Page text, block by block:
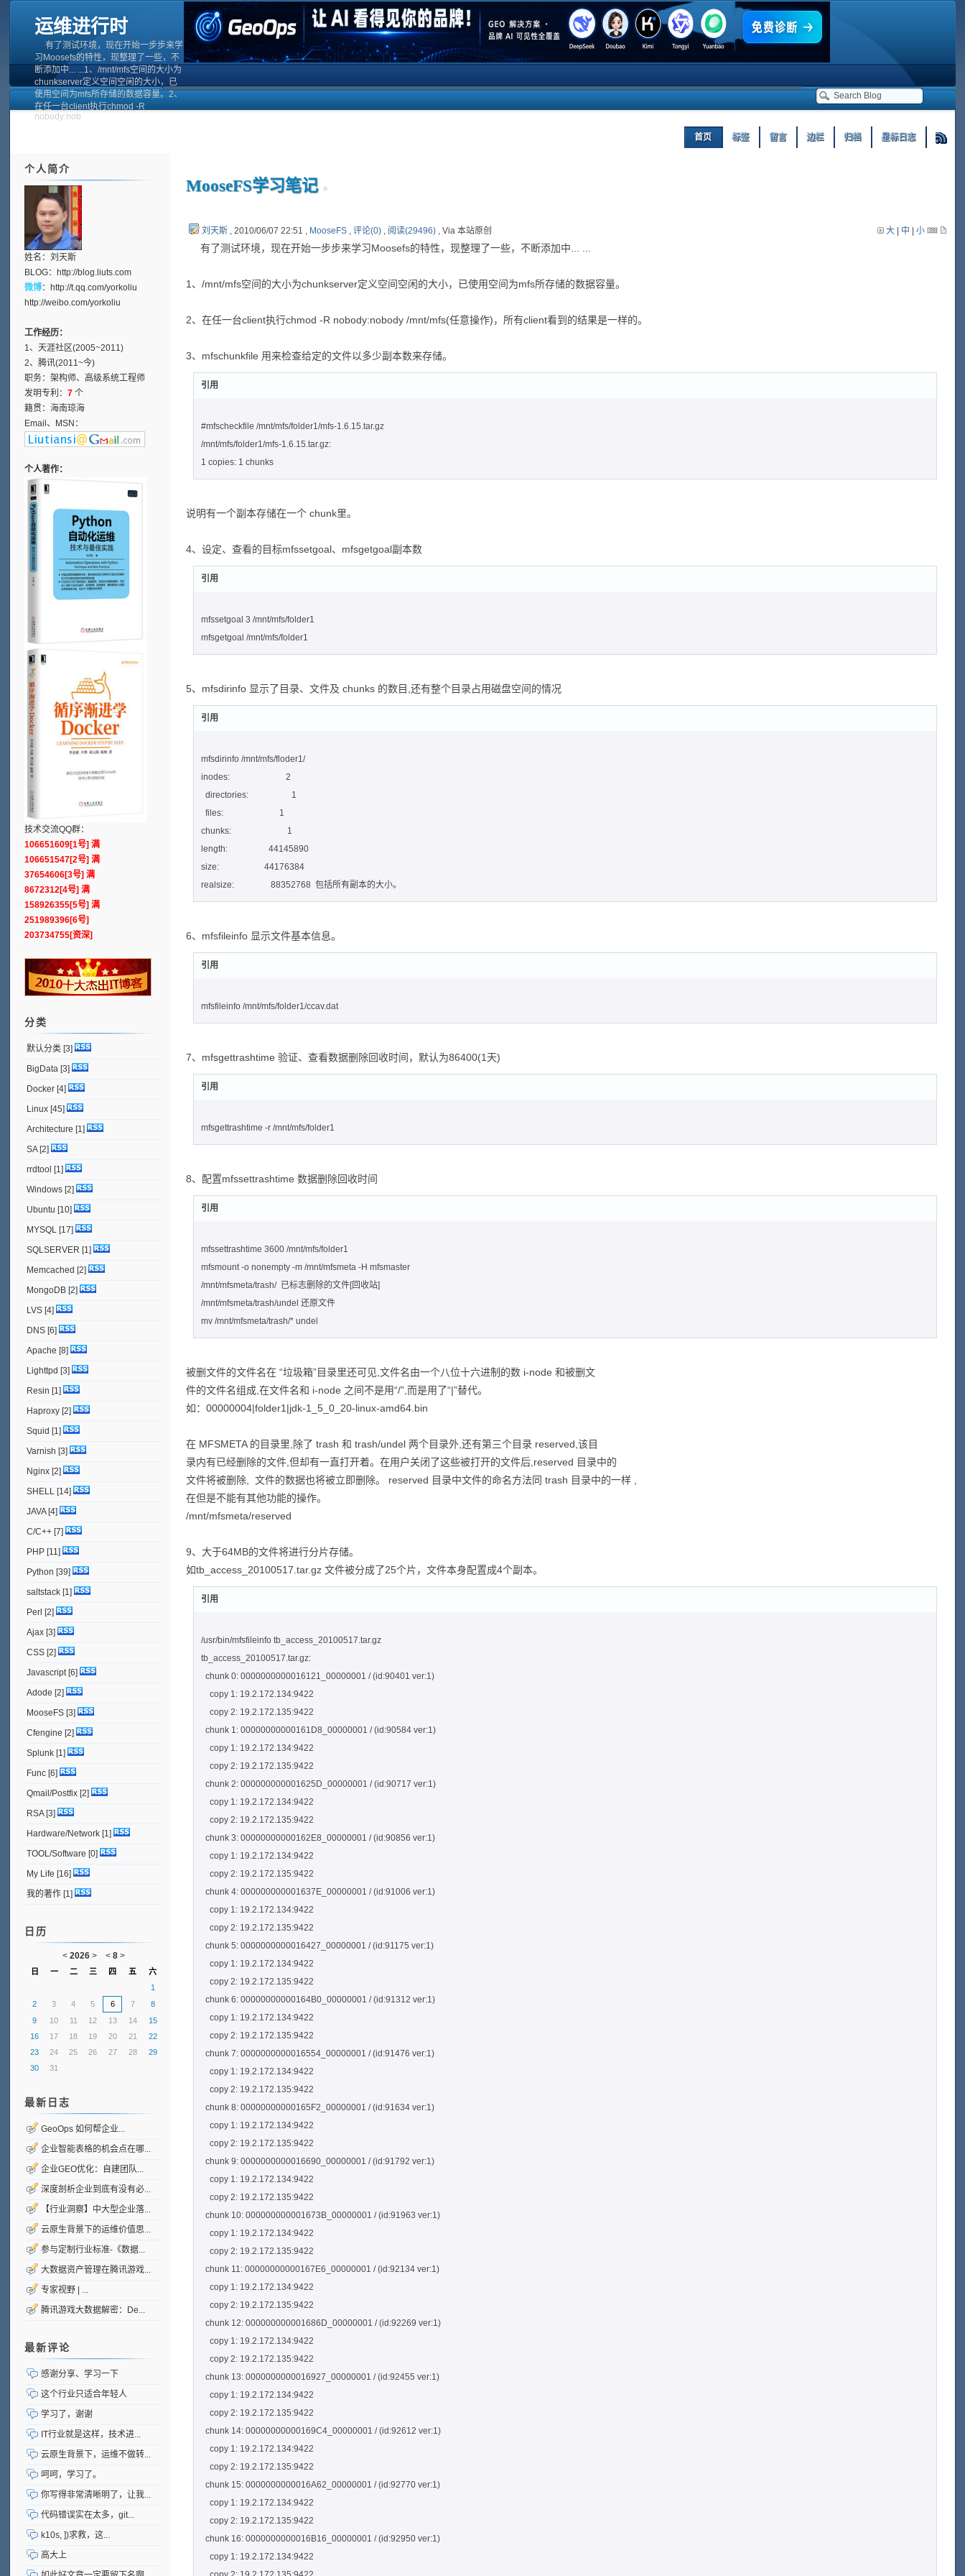
运维进行时
有了测试环境，现在开始一步步来学
习Moosefs的特性，现整理了一些，不
断添加中... ...1、/mnt/mfs空间的大小为
chunkserver定义空间空闲的大小，已
使用空间为mfs所存储的数据容量。2、
在任一台client执行chmod -R
nobody:nob
首页 标签 留言 边栏 归档 星标日志
MooseFS学习笔记
刘天斯 , 2010/06/07 22:51 , MooseFS ,评论(0) , 阅读(29496) , Via 本站原创 大| 中 小
有了测试环境，现在开始一步步来学习Moosefs的特性，现整理了一些，不断添加中... ...
1、/mnt/mfs空间的大小为chunkserver定义空间空闲的大小，已使用空间为mfs所存储的数据容量。
2、在任一台client执行chmod -R nobody:nobody /mnt/mfs(任意操作)，所有client看到的结果是一样的。
3、mfschunkfile 用来检查给定的文件以多少副本数来存储。
引用
#mfscheckfile /mnt/mfs/folder1/mfs-1.6.15.tar.gz
/mnt/mfs/folder1/mfs-1.6.15.tar.gz:
1 copies: 1 chunks
说明有一个副本存储在一个 chunk里。
4、设定、查看的目标mfssetgoal、mfsgetgoal副本数
引用
mfssetgoal 3 /mnt/mfs/folder1
mfsgetgoal /mnt/mfs/folder1
5、mfsdirinfo 显示了目录、文件及 chunks 的数目,还有整个目录占用磁盘空间的情况
引用
mfsdirinfo /mnt/mfs/floder1/
inodes: 2
directories: 1
files: 1
chunks: 1
length: 44145890
size: 44176384
realsize: 88352768 包括所有副本的大小。
6、mfsfileinfo 显示文件基本信息。
引用
mfsfileinfo /mnt/mfs/folder1/ccav.dat
7、mfsgettrashtime 验证、查看数据删除回收时间，默认为86400(1天)
引用
mfsgettrashtime -r /mnt/mfs/folder1
8、配置mfssettrashtime 数据删除回收时间
引用
mfssettrashtime 3600 /mnt/mfs/folder1
mfsmount -o nonempty -m /mnt/mfsmeta -H mfsmaster
/mnt/mfsmeta/trash/ 已标志删除的文件[回收站]
/mnt/mfsmeta/trash/undel 还原文件
mv /mnt/mfsmeta/trash/* undel
被删文件的文件名在 “垃圾箱”目录里还可见,文件名由一个八位十六进制的数 i-node 和被删文
件的文件名组成,在文件名和 i-node 之间不是用“/”,而是用了“|”替代。
如：00000004|folder1|jdk-1_5_0_20-linux-amd64.bin
在 MFSMETA 的目录里,除了 trash 和 trash/undel 两个目录外,还有第三个目录 reserved,该目
录内有已经删除的文件,但却有一直打开着。在用户关闭了这些被打开的文件后,reserved 目录中的
文件将被删除, 文件的数据也将被立即删除。 reserved 目录中文件的命名方法同 trash 目录中的一样 ,
在但是不能有其他功能的操作。
/mnt/mfsmeta/reserved
9、大于64MB的文件将进行分片存储。
如tb_access_20100517.tar.gz 文件被分成了25个片，文件本身配置成4个副本。
引用
/usr/bin/mfsfileinfo tb_access_20100517.tar.gz
tb_access_20100517.tar.gz:
chunk 0: 0000000000016121_00000001 / (id:90401 ver:1)
copy 1: 19.2.172.134:9422
copy 2: 19.2.172.135:9422
chunk 1: 00000000000161D8_00000001 / (id:90584 ver:1)
copy 1: 19.2.172.134:9422
copy 2: 19.2.172.135:9422
chunk 2: 000000000001625D_00000001 / (id:90717 ver:1)
copy 1: 19.2.172.134:9422
copy 2: 19.2.172.135:9422
chunk 3: 00000000000162E8_00000001 / (id:90856 ver:1)
copy 1: 19.2.172.134:9422
copy 2: 19.2.172.135:9422
chunk 4: 000000000001637E_00000001 / (id:91006 ver:1)
copy 1: 19.2.172.134:9422
copy 2: 19.2.172.135:9422
chunk 5: 0000000000016427_00000001 / (id:91175 ver:1)
copy 1: 19.2.172.134:9422
copy 2: 19.2.172.135:9422
chunk 6: 00000000000164B0_00000001 / (id:91312 ver:1)
copy 1: 19.2.172.134:9422
copy 2: 19.2.172.135:9422
chunk 7: 0000000000016554_00000001 / (id:91476 ver:1)
copy 1: 19.2.172.134:9422
copy 2: 19.2.172.135:9422
chunk 8: 00000000000165F2_00000001 / (id:91634 ver:1)
copy 1: 19.2.172.134:9422
copy 2: 19.2.172.135:9422
chunk 9: 0000000000016690_00000001 / (id:91792 ver:1)
copy 1: 19.2.172.134:9422
copy 2: 19.2.172.135:9422
chunk 10: 000000000001673B_00000001 / (id:91963 ver:1)
copy 1: 19.2.172.134:9422
copy 2: 19.2.172.135:9422
chunk 11: 00000000000167E6_00000001 / (id:92134 ver:1)
copy 1: 19.2.172.134:9422
copy 2: 19.2.172.135:9422
chunk 12: 000000000001686D_00000001 / (id:92269 ver:1)
copy 1: 19.2.172.134:9422
copy 2: 19.2.172.135:9422
chunk 13: 0000000000016927_00000001 / (id:92455 ver:1)
copy 1: 19.2.172.134:9422
copy 2: 19.2.172.135:9422
chunk 14: 00000000000169C4_00000001 / (id:92612 ver:1)
copy 1: 19.2.172.134:9422
copy 2: 19.2.172.135:9422
chunk 15: 0000000000016A62_00000001 / (id:92770 ver:1)
copy 1: 19.2.172.134:9422
copy 2: 19.2.172.135:9422
chunk 16: 0000000000016B16_00000001 / (id:92950 ver:1)
copy 1: 19.2.172.134:9422
个人简介
姓名：刘天斯
BLOG：http://blog.liuts.com
微博：http://t.qq.com/yorkoliu
http://weibo.com/yorkoliu
工作经历：
1、天涯社区(2005~2011)
2、腾讯(2011~今)
职务：架构师、高级系统工程师
发明专利：7 个
籍贯：海南琼海
Email、MSN：
个人著作：
技术交流QQ群：
106651609[1号] 满
106651547[2号] 满
37654606[3号] 满
8672312[4号] 满
158926355[5号] 满
251989396[6号]
203734755[资深]
分类
默认分类 [3]
BigData [3]
Docker [4]
Linux [45]
Architecture [1]
SA[2]
rrdtool [1]
Windows [2]
Ubuntu [10]
MYSQL [17]
SQLSERVER [1]
Memcached [2]
MongoDB [2]
LVS [4]
DNS [6]
Apache [8]
Lighttpd [3]
Resin [1]
Haproxy [2]
Squid [1]
Varnish [3]
Nginx [2]
SHELL [14]
JAVA[4]
C/C++ [7]
PHP [11]
Python [39]
saltstack [1]
Perl [2]
Ajax [3]
CSS [2]
Javascript [6]
Adode [2]
MooseFS [3]
Cfengine [2]
Splunk [1]
Func [6]
Qmail/Postfix [2]
RSA[3]
Hardware/Network [1]
TOOL/Software [0]
My Life [16]
我的著作 [1]
日历
< 2026 > < 8 >
日 一 二 三 四 五
六
1
2
3 4 5 6 7
8
9
10 11 12 13 14
15
16
17 18 19 20 21
22
23
24 25 26 27 28
29
30
31
最新日志
GeoOps 如何帮企业...
企业智能表格的机会点在哪...
企业GEO优化：自建团队...
深度剖析企业到底有没有必...
【行业洞察】中大型企业落...
云原生背景下的运维价值思...
参与定制行业标准-《数据...
大数据资产管理在腾讯游戏...
专家视野 | ...
腾讯游戏大数据解密：De...
最新评论
感谢分享、学习一下
这个行业只适合年轻人
学习了，谢谢
IT行业就是这样，技术进...
云原生背景下，运维不做转...
呵呵，学习了。
你写得非常清晰明了，让我...
代码错误实在太多，git...
k10s, ])求救，这...
高大上